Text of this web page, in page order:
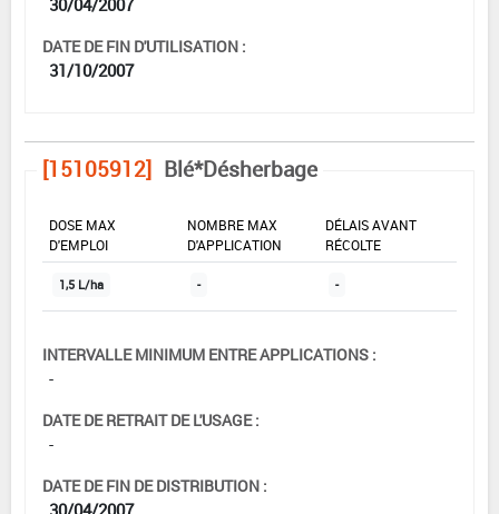
DATE DE FIN D'UTILISATION :
31/10/2007
[15105912] Blé*Désherbage
DOSE MAX
D'EMPLOI
NOMBRE MAX
D'APPLICATION
DÉLAIS AVANT
RÉCOLTE
1,5 L/ha - -
INTERVALLE MINIMUM ENTRE APPLICATIONS :
-
DATE DE RETRAIT DE L'USAGE :
-
DATE DE FIN DE DISTRIBUTION :
30/04/2007